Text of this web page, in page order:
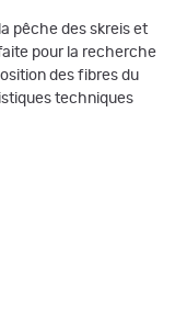
pêche des skreis et
pour la recherche
des fibres du
techniques